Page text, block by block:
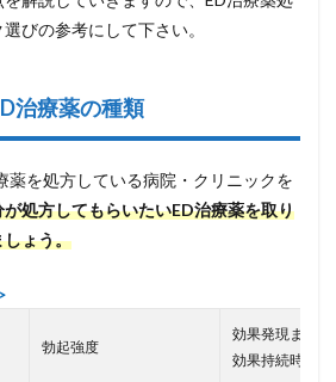
びの参考にして下さい。
治療薬の種類
薬を処方している病院・クリニックを
が処方してもらいたいED治療薬を取り
しょう。
勃起強度
効果発現まで／
効果持続時間